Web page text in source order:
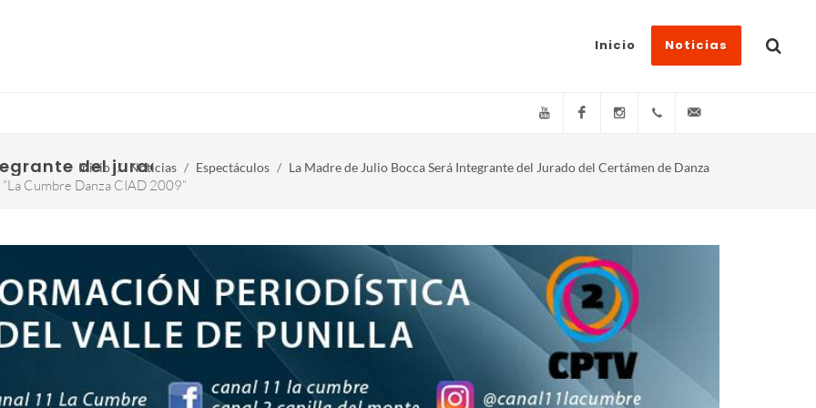
Inicio Noticias
YouTube FacebookInstagram(+54)(9)3548-576073
del jurado del Certámen de Danza
Cumbre Danza CIAD 2009”
Inicio Noticias Espectáculos La Madre de Julio Bocca Será Integrante del Jurado del Certámen de Danza